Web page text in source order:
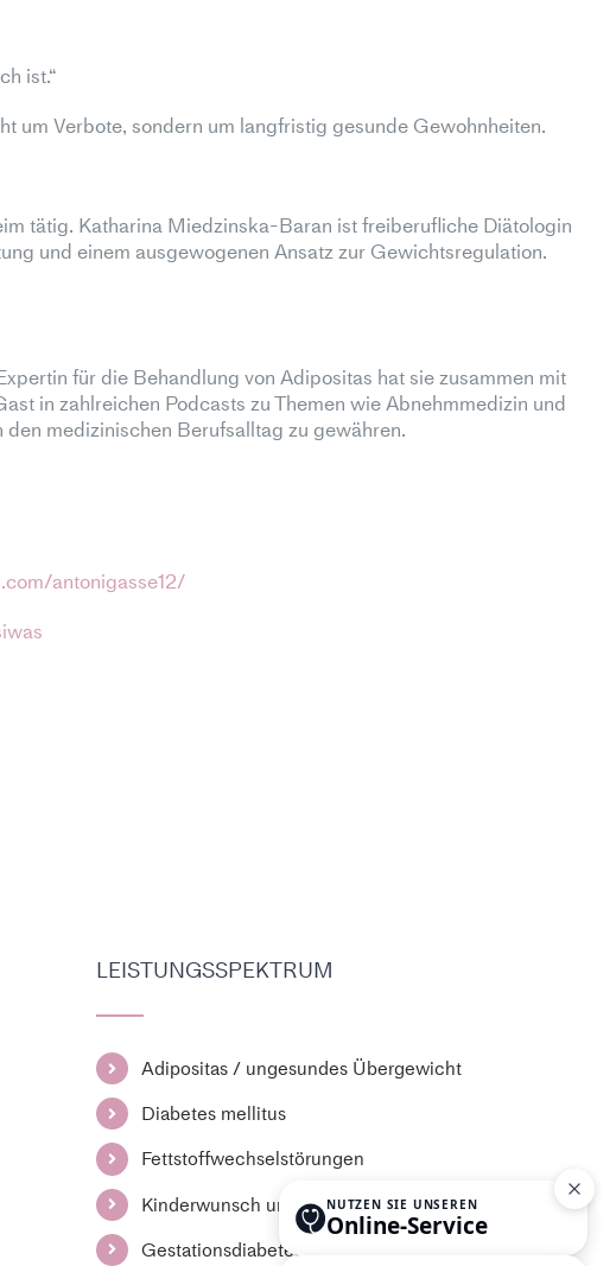
ist.“
um Verbote, sondern um langfristig gesunde Gewohnheiten.
tätig. Katharina Miedzinska-Baran ist freiberufliche Diätologin
und einem ausgewogenen Ansatz zur Gewichtsregulation.
für die Behandlung von Adipositas hat sie zusammen mit
in zahlreichen Podcasts zu Themen wie Abnehmmedizin und
medizinischen Berufsalltag zu gewähren.
antonigasse12/
LEISTUNGSSPEKTRUM
Adipositas / ungesundes Übergewicht
Diabetes mellitus
Fettstoffwechselstörungen
Kinderwunsch und Schwangerschaft
Gestationsdiabetes